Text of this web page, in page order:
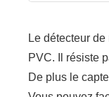
Le détecteur
PVC. Il résiste
De plus le